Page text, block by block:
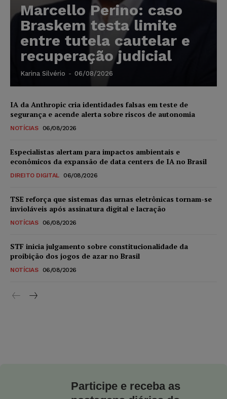
Marcello Perino: caso
Braskem testa limite
entre tutela cautelar e
recuperação judicial
Karina Silvério - 06/08/2026
IA da Anthropic cria identidades falsas em teste de
segurança e acende alerta sobre riscos de autonomia
NOTÍCIAS 06/08/2026
Especialistas alertam para impactos ambientais e
econômicos da expansão de data centers de IA no Brasil
DIREITO DIGITAL 06/08/2026
TSE reforça que sistemas das urnas eletrônicas tornam-se
invioláveis após assinatura digital e lacração
NOTÍCIAS 06/08/2026
STF inicia julgamento sobre constitucionalidade da
proibição dos jogos de azar no Brasil
NOTÍCIAS 06/08/2026
Participe e receba as